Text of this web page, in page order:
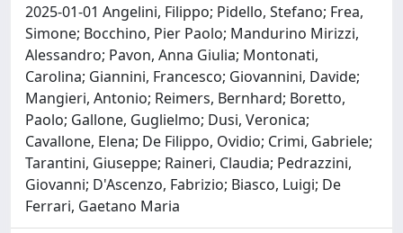
2025-01-01 Angelini, Filippo; Pidello, Stefano; Frea,
Simone; Bocchino, Pier Paolo; Mandurino Mirizzi,
Alessandro; Pavon, Anna Giulia; Montonati,
Carolina; Giannini, Francesco; Giovannini, Davide;
Mangieri, Antonio; Reimers, Bernhard; Boretto,
Paolo; Gallone, Guglielmo; Dusi, Veronica;
Cavallone, Elena; De Filippo, Ovidio; Crimi, Gabriele;
Tarantini, Giuseppe; Raineri, Claudia; Pedrazzini,
Giovanni; D'Ascenzo, Fabrizio; Biasco, Luigi; De
Ferrari, Gaetano Maria